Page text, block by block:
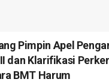
Pimpin Apel
dan Klarifikasi
BMT Harum